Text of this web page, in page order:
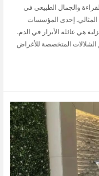
والجمال الطبيعي في
المثالي. إحدى المؤسسات
هي عائلة الأبرار في الدم.
الشلالات المتخصصة للأغراض